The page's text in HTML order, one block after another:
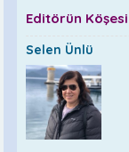
Editörün Köşesi
Selen Ünlü